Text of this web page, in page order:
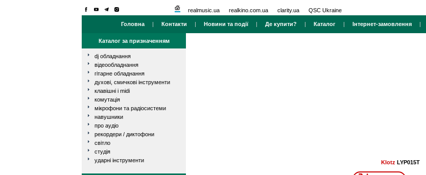
realmusic.ua realkino.com.ua clarity.ua QSC Ukraine
Головна | Контакти | Новини та події| Де купити? | Каталог | Інтернет-замовлення |
Каталог за призначенням
dj обладнання
відеообладнання
гітарне обладнання
духові, смичкові інструменти
клавішні і midi
комутація
мікрофони та радіосистеми
навушники
про аудіо
рекордери / диктофони
світло
студія
ударні інструменти
Klotz LYP015T